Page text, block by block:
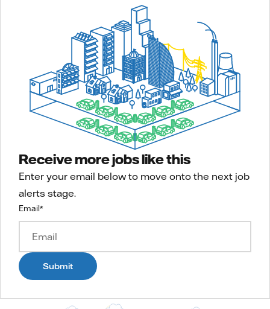
Receive more jobs like this
Enter your email below to move onto the next job
alerts stage.
Email*
Submit